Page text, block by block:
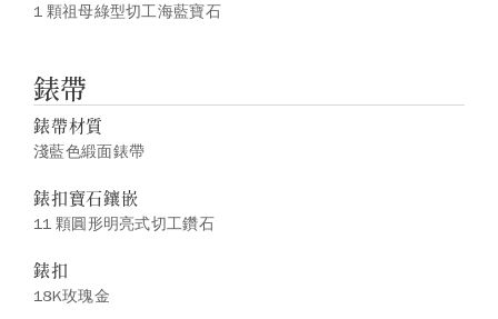
1 顆祖母綠型切工海藍寶石
錶帶
錶帶材質
淺藍色緞面錶帶
錶扣寶石鑲嵌
11 顆圓形明亮式切工鑽石
錶扣
18K玫瑰金